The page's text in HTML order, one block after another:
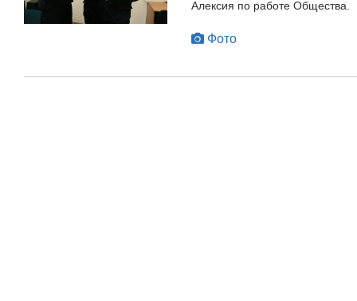
Алексия по работе Общества.
Фото